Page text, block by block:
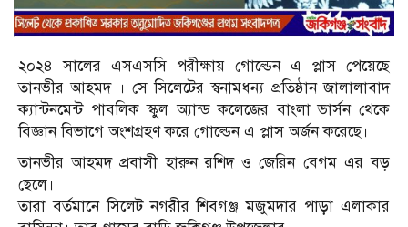
২০২৪ সালের এসএসসি পরীক্ষায় গোল্ডেন এ প্লাস পেয়েছে
তানভীর আহমদ । সে সিলেটের স্বনামধন্য প্রতিষ্ঠান জালালাবাদ
ক্যান্টনমেন্ট পাবলিক স্কুল অ্যান্ড কলেজের বাংলা ভার্সন থেকে
বিজ্ঞান বিভাগে অংশগ্রহণ করে গোল্ডেন এ প্লাস অর্জন করেছে।
তানভীর আহমদ প্রবাসী হারুন রশিদ ও জেরিন বেগম এর বড়
ছেলে।
তারা বর্তমানে সিলেট নগরীর শিবগঞ্জ মজুমদার পাড়া এলাকার